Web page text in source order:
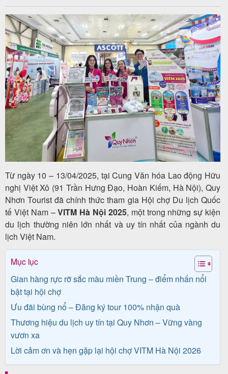
Tour
Phú
Yên
Tour
trong
nước
Combo
Quy
Nhơn
Lịch
hành
Tin
du
lịch
Từ ngày 10 – 13/04/2025, tại Cung Văn hóa Lao động Hữu
nghị Việt Xô (91 Trần Hưng Đạo, Hoàn Kiếm, Hà Nội), Quy
Nhơn Tourist đã chính thức tham gia Hội chợ Du lịch Quốc
tế Việt Nam –VITM Hà Nội 2025, một trong những sự kiện
du lịch thường niên lớn nhất và uy tín nhất của ngành du
lịch Việt Nam.
Mục lục
Gian hàng rực rỡ sắc màu miền Trung – điểm nhấn nổi
bật tại hội chợ
Ưu đãi bùng nổ – Đăng ký tour 100% nhận quà
Thương hiệu du lịch uy tín tại Quy Nhơn – Vững vàng
vươn xa
Lời cảm ơn và hẹn gặp lại hội chợ VITM Hà Nội 2026